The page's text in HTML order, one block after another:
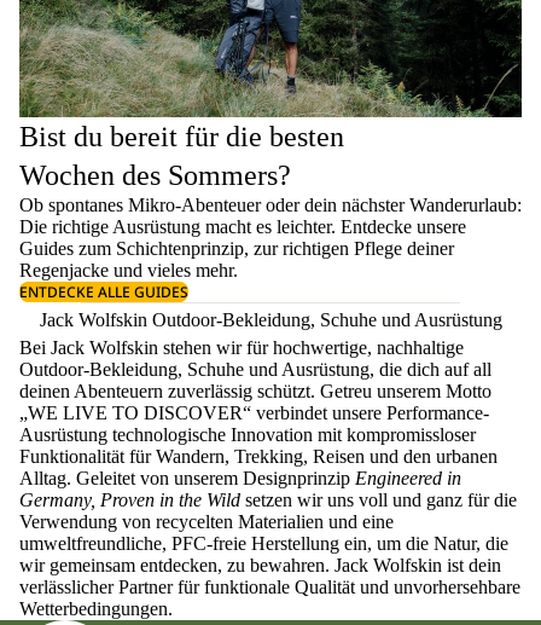
Bist du bereit für die besten
Wochen des Sommers?
Ob spontanes Mikro-Abenteuer oder dein nächster Wanderurlaub:
Die richtige Ausrüstung macht es leichter. Entdecke unsere
Guides zum Schichtenprinzip, zur richtigen Pflege deiner
Regenjacke und vieles mehr.
ENTDECKE ALLE GUIDES
Jack Wolfskin Outdoor-Bekleidung, Schuhe und Ausrüstung
Bei Jack Wolfskin stehen wir für hochwertige, nachhaltige
Outdoor-Bekleidung, Schuhe und Ausrüstung, die dich auf all
deinen Abenteuern zuverlässig schützt. Getreu unserem Motto
„WE LIVE TO DISCOVER“ verbindet unsere Performance-
Ausrüstung technologische Innovation mit kompromissloser
Funktionalität für Wandern, Trekking, Reisen und den urbanen
Alltag. Geleitet von unserem Designprinzip Engineered in
Germany, Proven in the Wild setzen wir uns voll und ganz für die
Verwendung von recycelten Materialien und eine
umweltfreundliche, PFC-freie Herstellung ein, um die Natur, die
wir gemeinsam entdecken, zu bewahren. Jack Wolfskin ist dein
verlässlicher Partner für funktionale Qualität und unvorhersehbare
Wetterbedingungen.